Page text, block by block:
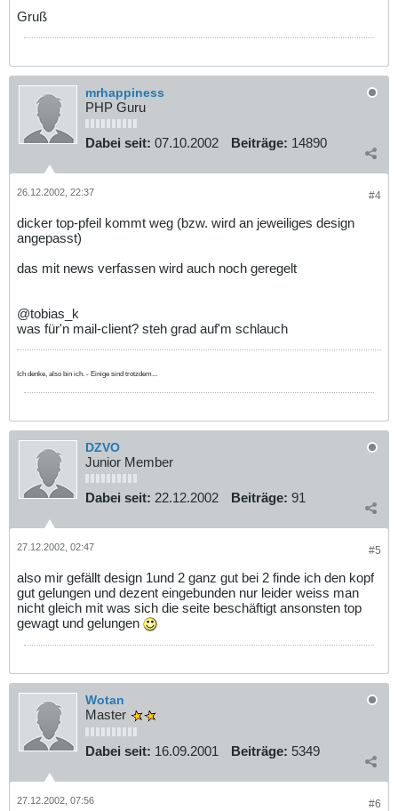
Gruß
mrhappiness
PHP Guru
Dabei seit: 07.10.2002 Beiträge: 14890
#4
26.12.2002, 22:37
dicker top-pfeil kommt weg (bzw. wird an jeweiliges design
angepasst)
das mit news verfassen wird auch noch geregelt
@tobias_k
was für'n mail-client? steh grad auf'm schlauch
Ich denke, also bin ich. - Einige sind trotzdem...
DZVO
Junior Member
Dabei seit: 22.12.2002 Beiträge: 91
#5
27.12.2002, 02:47
also mir gefällt design 1und 2 ganz gut bei 2 finde ich den kopf
gut gelungen und dezent eingebunden nur leider weiss man
nicht gleich mit was sich die seite beschäftigt ansonsten top
gewagt und gelungen
Wotan
Master
Dabei seit: 16.09.2001 Beiträge: 5349
#6
27.12.2002, 07:56